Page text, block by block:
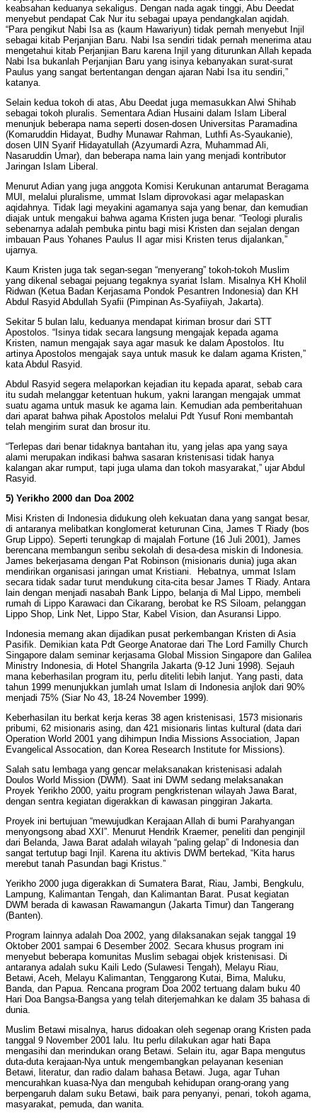
keabsahan keduanya sekaligus. Dengan nada agak tinggi, Abu Deedat
menyebut pendapat Cak Nur itu sebagai upaya pendangkalan aqidah.
“Para pengikut Nabi Isa as (kaum Hawariyun) tidak pernah menyebut Injil
sebagai kitab Perjanjian Baru. Nabi Isa sendiri tidak pernah menerima atau
mengetahui kitab Perjanjian Baru karena Injil yang diturunkan Allah kepada
Nabi Isa bukanlah Perjanjian Baru yang isinya kebanyakan surat-surat
Paulus yang sangat bertentangan dengan ajaran Nabi Isa itu sendiri,”
katanya.
Selain kedua tokoh di atas, Abu Deedat juga memasukkan Alwi Shihab
sebagai tokoh pluralis. Sementara Adian Husaini dalam Islam Liberal
menunjuk beberapa nama seperti dosen-dosen Universitas Paramadina
(Komaruddin Hidayat, Budhy Munawar Rahman, Luthfi As-Syaukanie),
dosen UIN Syarif Hidayatullah (Azyumardi Azra, Muhammad Ali,
Nasaruddin Umar), dan beberapa nama lain yang menjadi kontributor
Jaringan Islam Liberal.
Menurut Adian yang juga anggota Komisi Kerukunan antarumat Beragama
MUI, melalui pluralisme, ummat Islam diprovokasi agar melapaskan
aqidahnya. Tidak lagi meyakini agamanya saja yang benar, dan kemudian
diajak untuk mengakui bahwa agama Kristen juga benar. “Teologi pluralis
sebenarnya adalah pembuka pintu bagi misi Kristen dan sejalan dengan
imbauan Paus Yohanes Paulus II agar misi Kristen terus dijalankan,”
ujarnya.
Kaum Kristen juga tak segan-segan “menyerang” tokoh-tokoh Muslim
yang dikenal sebagai pejuang tegaknya syariat Islam. Misalnya KH Kholil
Ridwan (Ketua Badan Kerjasama Pondok Pesantren Indonesia) dan KH
Abdul Rasyid Abdullah Syafii (Pimpinan As-Syafiiyah, Jakarta).
Sekitar 5 bulan lalu, keduanya mendapat kiriman brosur dari STT
Apostolos. “Isinya tidak secara langsung mengajak kepada agama
Kristen, namun mengajak saya agar masuk ke dalam Apostolos. Itu
artinya Apostolos mengajak saya untuk masuk ke dalam agama Kristen,”
kata Abdul Rasyid.
Abdul Rasyid segera melaporkan kejadian itu kepada aparat, sebab cara
itu sudah melanggar ketentuan hukum, yakni larangan mengajak ummat
suatu agama untuk masuk ke agama lain. Kemudian ada pemberitahuan
dari aparat bahwa pihak Apostolos melalui Pdt Yusuf Roni membantah
telah mengirim surat dan brosur itu.
“Terlepas dari benar tidaknya bantahan itu, yang jelas apa yang saya
alami merupakan indikasi bahwa sasaran kristenisasi tidak hanya
kalangan akar rumput, tapi juga ulama dan tokoh masyarakat,” ujar Abdul
Rasyid.
5) Yerikho 2000 dan Doa 2002
Misi Kristen di Indonesia didukung oleh kekuatan dana yang sangat besar,
di antaranya melibatkan konglomerat keturunan Cina, James T Riady (bos
Grup Lippo). Seperti terungkap di majalah Fortune (16 Juli 2001), James
berencana membangun seribu sekolah di desa-desa miskin di Indonesia.
James bekerjasama dengan Pat Robinson (misionaris dunia) juga akan
mendirikan organisasi jaringan umat Kristiani. Hebatnya, ummat Islam
secara tidak sadar turut mendukung cita-cita besar James T Riady. Antara
lain dengan menjadi nasabah Bank Lippo, belanja di Mal Lippo, membeli
rumah di Lippo Karawaci dan Cikarang, berobat ke RS Siloam, pelanggan
Lippo Shop, Link Net, Lippo Star, Kabel Vision, dan Asuransi Lippo.
Indonesia memang akan dijadikan pusat perkembangan Kristen di Asia
Pasifik. Demikian kata Pdt George Anatorae dari The Lord Familly Church
Singapore dalam seminar kerjasama Global Mission Singapore dan Galilea
Ministry Indonesia, di Hotel Shangrila Jakarta (9-12 Juni 1998). Sejauh
mana keberhasilan program itu, perlu diteliti lebih lanjut. Yang pasti, data
tahun 1999 menunjukkan jumlah umat Islam di Indonesia anjlok dari 90%
menjadi 75% (Siar No 43, 18-24 November 1999).
Keberhasilan itu berkat kerja keras 38 agen kristenisasi, 1573 misionaris
pribumi, 62 misionaris asing, dan 421 misionaris lintas kultural (data dari
Operation World 2001 yang dihimpun India Missions Association, Japan
Evangelical Assocation, dan Korea Research Institute for Missions).
Salah satu lembaga yang gencar melaksanakan kristenisasi adalah
Doulos World Mission (DWM). Saat ini DWM sedang melaksanakan
Proyek Yerikho 2000, yaitu program pengkristenan wilayah Jawa Barat,
dengan sentra kegiatan digerakkan di kawasan pinggiran Jakarta.
Proyek ini bertujuan “mewujudkan Kerajaan Allah di bumi Parahyangan
menyongsong abad XXI”. Menurut Hendrik Kraemer, peneliti dan penginjil
dari Belanda, Jawa Barat adalah wilayah “paling gelap” di Indonesia dan
sangat tertutup bagi Injil. Karena itu aktivis DWM bertekad, “Kita harus
merebut tanah Pasundan bagi Kristus.”
Yerikho 2000 juga digerakkan di Sumatera Barat, Riau, Jambi, Bengkulu,
Lampung, Kalimantan Tengah, dan Kalimantan Barat. Pusat kegiatan
DWM berada di kawasan Rawamangun (Jakarta Timur) dan Tangerang
(Banten).
Program lainnya adalah Doa 2002, yang dilaksanakan sejak tanggal 19
Oktober 2001 sampai 6 Desember 2002. Secara khusus program ini
menyebut beberapa komunitas Muslim sebagai objek kristenisasi. Di
antaranya adalah suku Kaili Ledo (Sulawesi Tengah), Melayu Riau,
Betawi, Aceh, Melayu Kalimantan, Tenggarong Kutai, Bima, Maluku,
Banda, dan Papua. Rencana program Doa 2002 tertuang dalam buku 40
Hari Doa Bangsa-Bangsa yang telah diterjemahkan ke dalam 35 bahasa di
dunia.
Muslim Betawi misalnya, harus didoakan oleh segenap orang Kristen pada
tanggal 9 November 2001 lalu. Itu perlu dilakukan agar hati Bapa
mengasihi dan merindukan orang Betawi. Selain itu, agar Bapa mengutus
duta-duta kerajaan-Nya untuk mengembangkan pelayanan kesenian
Betawi, literatur, dan radio dalam bahasa Betawi. Juga, agar Tuhan
mencurahkan kuasa-Nya dan mengubah kehidupan orang-orang yang
berpengaruh dalam suku Betawi, baik para penyanyi, penari, tokoh agama,
masyarakat, pemuda, dan wanita.